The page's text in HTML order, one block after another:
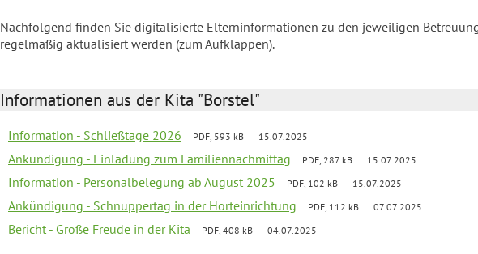
Nachfolgend finden Sie digitalisierte Elterninformationen zu den jeweiligen
regelmäßig aktualisiert werden (zum Aufklappen).
Informationen aus der Kita "Borstel"
Information - Schließtage 2026 PDF, 593 kB 15.07.2025
Ankündigung - Einladung zum Familiennachmittag PDF, 287 kB 15.07.2025
Information - Personalbelegung ab August 2025 PDF, 102 kB 15.07.2025
Ankündigung - Schnuppertag in der Horteinrichtung PDF, 112 kB 07.07.2025
Bericht - Große Freude in der Kita PDF, 408 kB 04.07.2025